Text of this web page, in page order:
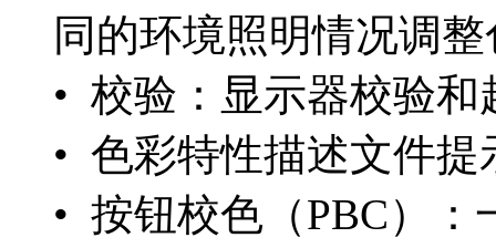
同的环境照明情况调
• 校验：显示器校验和
• 色彩特性描述文件
• 按钮校色（PBC）：